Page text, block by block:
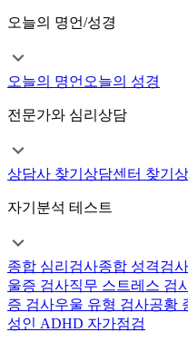
오늘의 명언/성경
오늘의 명언 오늘의 성경
전문가와 심리상담
상담사 찾기 상담센터 찾기
자기분석 테스트
종합 심리검사종합 성격검사
울증 검사직무 스트레스 검
증 검사우울 유형 검사공황
성인 ADHD 자가점검